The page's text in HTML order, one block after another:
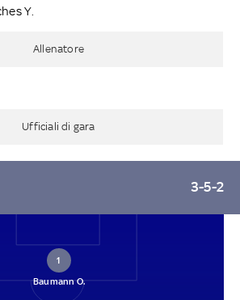
Y.
Allenatore
Ufficiali di gara
3-5-2
1
Baumann O.